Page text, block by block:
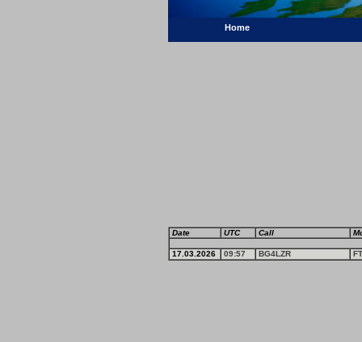
Home
Date UTC Call
17.03.2026 09:57 BG4LZR